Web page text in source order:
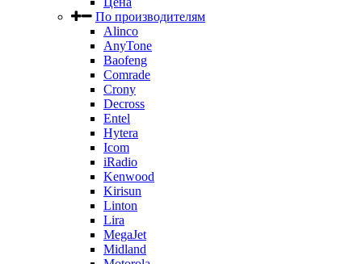
По производителям
Alinco
AnyTone
Baofeng
Comrade
Crony
Decross
Entel
Hytera
Icom
iRadio
Kenwood
Kirisun
Linton
Lira
MegaJet
Midland